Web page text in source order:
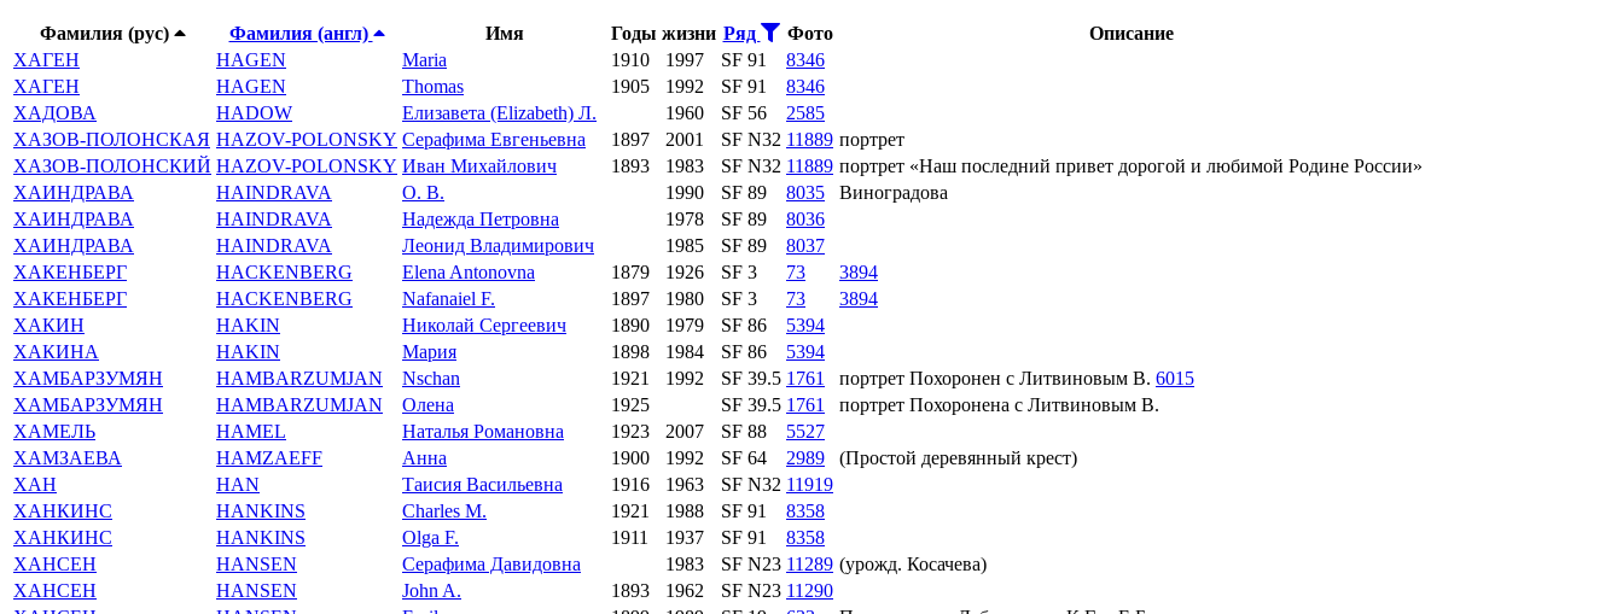
Фамилия (рус) Фамилия (англ) Имя Годы жизни Ряд Фото
Описание
ХАГЕН
HAGEN Maria 1910 1997 SF 91
8346
ХАГЕН
HAGEN Thomas 1905 1992 SF 91
8346
ХАДОВА
HADOW Елизавета (Elizabeth) Л. 1960 SF 56
2585
ХАЗОВ-ПОЛОНСКАЯ HAZOV-POLONSKY Серафима Евгеньевна 1897 2001 SF N32 11889 портрет
ХАЗОВ-ПОЛОНСКИЙ HAZOV-POLONSKY Иван Михайлович 1893 1983 SF N32 11889 портрет «Наш последний привет дорогой и любимой Родине России»
ХАИНДРАВА
HAINDRAVA О. В. 1990 SF 89 8035
Виноградова
ХАИНДРАВА
HAINDRAVA Надежда Петровна 1978 SF 89
8036
ХАИНДРАВА
HAINDRAVA Леонид Владимирович 1985 SF 89
8037
ХАКЕНБЕРГ
HACKENBERG Elena Antonovna 1879 1926 SF 3 73
3894
ХАКЕНБЕРГ
HACKENBERG Nafanaiel F. 1897 1980 SF 3 73
3894
ХАКИН
HAKIN Николай Сергеевич 1890 1979 SF 86
5394
ХАКИНА
HAKIN Мария 1898 1984 SF 86
5394
ХАМБАРЗУМЯН
HAMBARZUMJAN Nschan 1921 1992 SF 39.5 1761 портрет Похоронен с Литвиновым В. 6015
ХАМБАРЗУМЯН
HAMBARZUMJAN Олена 1925 SF 39.5 1761
портрет Похоронена с Литвиновым В.
ХАМЕЛЬ
HAMEL Наталья Романовна 1923 2007 SF 88
5527
ХАМЗАЕВА
HAMZAEFF Анна 1900 1992 SF 64 2989
(Простой деревянный крест)
ХАН
HAN Таисия Васильевна 1916 1963 SF N32 11919
ХАНКИНС
HANKINS Charles M. 1921 1988 SF 91
8358
ХАНКИНС
HANKINS Olga F. 1911 1937 SF 91
8358
ХАНСЕН
HANSEN Серафима Давидовна 1983 SF N23 11289 (урожд. Косачева)
ХАНСЕН
HANSEN John A. 1893 1962 SF N23 11290